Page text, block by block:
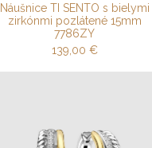
Náušnice TI SENTO s bielymi
zirkónmi pozlátené 15mm
7786ZY
139,00 €